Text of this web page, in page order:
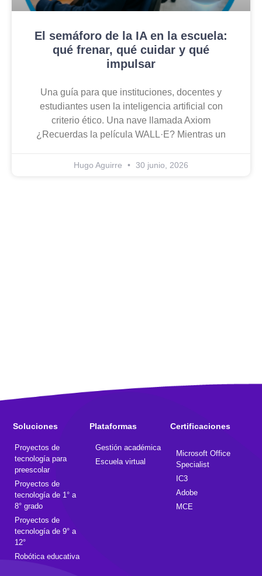
El semáforo de la IA en la escuela:
qué frenar, qué cuidar y qué
impulsar
Una guía para que instituciones, docentes y
estudiantes usen la inteligencia artificial con
criterio ético. Una nave llamada Axiom
¿Recuerdas la película WALL·E? Mientras un
Hugo Aguirre 30 junio, 2026
Soluciones
Proyectos de
tecnología para
preescolar
Proyectos de
tecnología de 1° a
8° grado
Proyectos de
tecnología de 9° a
12°
Robótica educativa
Plataformas
Gestión académica
Escuela virtual
Certificaciones
Microsoft Office
Specialist
IC3
Adobe
MCE